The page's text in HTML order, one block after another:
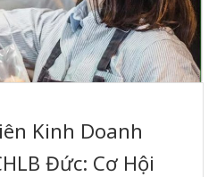
Kinh Doanh
Đức: Cơ Hội